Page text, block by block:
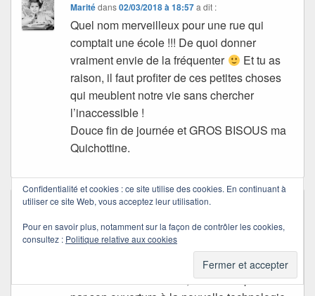
Maritédans02/03/2018 à 18:57 a dit :
Quel nom merveilleux pour une rue qui
comptait une école !!! De quoi donner
vraiment envie de la fréquenter
Et tu as
raison, il faut profiter de ces petites choses
qui meublent notre vie sans chercher
l’inaccessible !
Douce fin de journée et GROS BISOUS ma
Quichottine.
Alrisha/Monique dans
Tous les jours, on apprend quelque chose et
je ne me lasse pas de ces petits « plus ».
Même ma petite fille Océane qui va avoir 11
ans ce mercredi 7 mars, me sidère parfois
Confidentialité et cookies : ce site utilise des cookies. En continuant à
utiliser ce site Web, vous acceptez leur utilisation.
Pour en savoir plus, notamment sur la façon de contrôler les cookies,
consultez : Politique relative aux cookies